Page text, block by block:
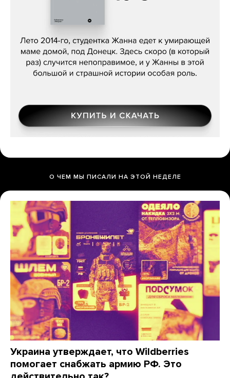
Сергей Лебедев, «Белая дама»
О ЧЕМ МЫ ПИСАЛИ НА ЭТОЙ НЕДЕЛЕ
Украина утверждает, что Wildberries
помогает снабжать армию РФ. Это